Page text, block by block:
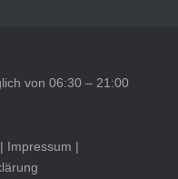
von 06:30 – 21:00
Impressum |